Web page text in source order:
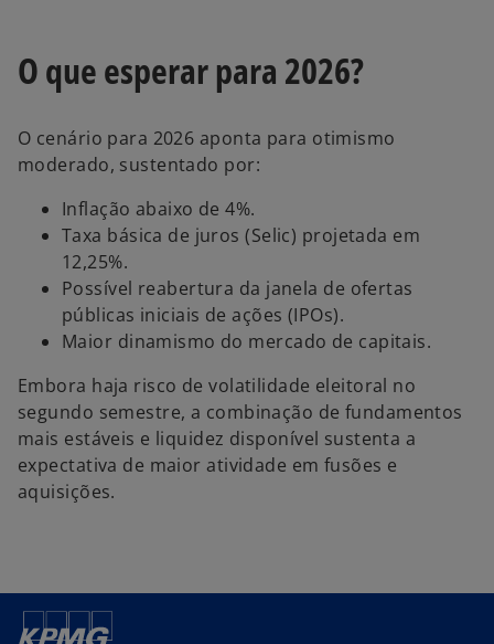
O que esperar para 2026?
O cenário para 2026 aponta para otimismo
moderado, sustentado por:
Inflação abaixo de 4%.
Taxa básica de juros (Selic) projetada em
12,25%.
Possível reabertura da janela de ofertas
públicas iniciais de ações (IPOs).
Maior dinamismo do mercado de capitais.
Embora haja risco de volatilidade eleitoral no
segundo semestre, a combinação de fundamentos
mais estáveis e liquidez disponível sustenta a
expectativa de maior atividade em fusões e
aquisições.